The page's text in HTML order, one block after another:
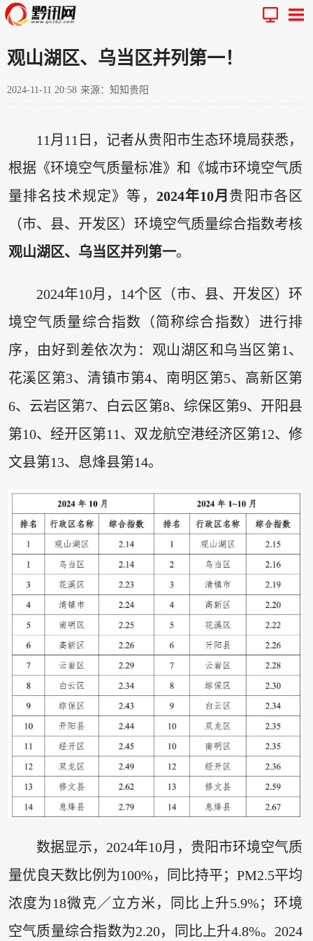
观山湖区、乌当区并列第一！
2024-11-11 20:58 来源：知知贵阳
11月11日，记者从贵阳市生态环境局获悉，
根据《环境空气质量标准》和《城市环境空气质
量排名技术规定》等， 2024年10月贵阳市各区
（市、县、开发区）环境空气质量综合指数考核
观山湖区、乌当区并列第一。
2024年10月，14个区（市、县、开发区）环
境空气质量综合指数（简称综合指数）进行排
序，由好到差依次为：观山湖区和乌当区第1、
花溪区第3、清镇市第4、南明区第5、高新区第
6、云岩区第7、白云区第8、综保区第9、开阳县
第10、经开区第11、双龙航空港经济区第12、修
文县第13、息烽县第14。
数据显示，2024年10月，贵阳市环境空气质
量优良天数比例为100%，同比持平；PM2.5平均
浓度为18微克／立方米，同比上升5.9%；环境
空气质量综合指数为2.20，同比上升4.8%。2024